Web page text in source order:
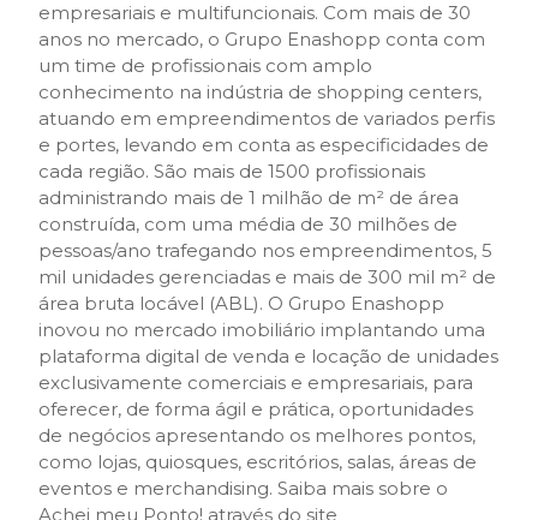
empresariais e multifuncionais. Com mais de 30
anos no mercado, o Grupo Enashopp conta com
um time de profissionais com amplo
conhecimento na indústria de shopping centers,
atuando em empreendimentos de variados perfis
e portes, levando em conta as especificidades de
cada região. São mais de 1500 profissionais
administrando mais de 1 milhão de m² de área
construída, com uma média de 30 milhões de
pessoas/ano trafegando nos empreendimentos, 5
mil unidades gerenciadas e mais de 300 mil m² de
área bruta locável (ABL). O Grupo Enashopp
inovou no mercado imobiliário implantando uma
plataforma digital de venda e locação de unidades
exclusivamente comerciais e empresariais, para
oferecer, de forma ágil e prática, oportunidades
de negócios apresentando os melhores pontos,
como lojas, quiosques, escritórios, salas, áreas de
eventos e merchandising. Saiba mais sobre o
Achei meu Ponto! através do site